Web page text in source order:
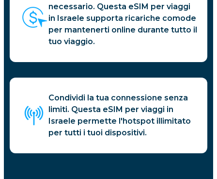
necessario. Questa eSIM per viaggi
in Israele supporta ricariche comode
per mantenerti online durante tutto il
tuo viaggio.
Condividi la tua connessione senza
limiti. Questa eSIM per viaggi in
Israele permette l'hotspot illimitato
per tutti i tuoi dispositivi.